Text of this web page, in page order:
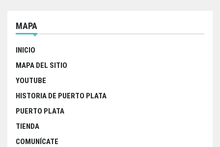
MAPA
INICIO
MAPA DEL SITIO
YOUTUBE
HISTORIA DE PUERTO PLATA
PUERTO PLATA
TIENDA
COMUNÍCATE